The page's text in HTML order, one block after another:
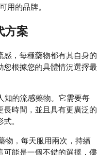
用的品牌。
方案
感，每種藥物都有其自身的
您根據您的具體情況選擇最
知的流感藥物。它需要每
長時間，並且具有更廣泛的
。
物，每天服用兩次，持續
可能是一個不錯的選擇，儘